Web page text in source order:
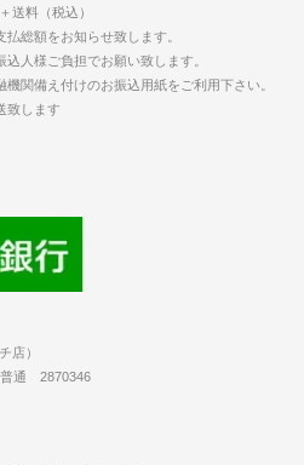
送料（税込）
総額をお知らせ致します。
人様ご負担でお願い致します。
関備え付けのお振込用紙をご利用下さい。
致します
店）
通 2870346